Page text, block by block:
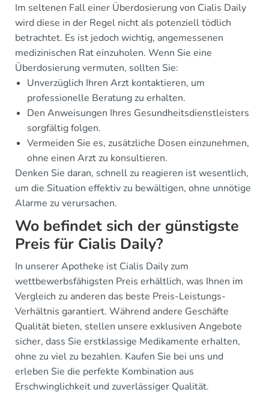
Im seltenen Fall einer Überdosierung von Cialis Daily
wird diese in der Regel nicht als potenziell tödlich
betrachtet. Es ist jedoch wichtig, angemessenen
medizinischen Rat einzuholen. Wenn Sie eine
Überdosierung vermuten, sollten Sie:
Unverzüglich Ihren Arzt kontaktieren, um
professionelle Beratung zu erhalten.
Den Anweisungen Ihres Gesundheitsdienstleisters
sorgfältig folgen.
Vermeiden Sie es, zusätzliche Dosen einzunehmen,
ohne einen Arzt zu konsultieren.
Denken Sie daran, schnell zu reagieren ist wesentlich,
um die Situation effektiv zu bewältigen, ohne unnötige
Alarme zu verursachen.
Wo befindet sich der günstigste
Preis für Cialis Daily?
In unserer Apotheke ist Cialis Daily zum
wettbewerbsfähigsten Preis erhältlich, was Ihnen im
Vergleich zu anderen das beste Preis-Leistungs-
Verhältnis garantiert. Während andere Geschäfte
Qualität bieten, stellen unsere exklusiven Angebote
sicher, dass Sie erstklassige Medikamente erhalten,
ohne zu viel zu bezahlen. Kaufen Sie bei uns und
erleben Sie die perfekte Kombination aus
Erschwinglichkeit und zuverlässiger Qualität.